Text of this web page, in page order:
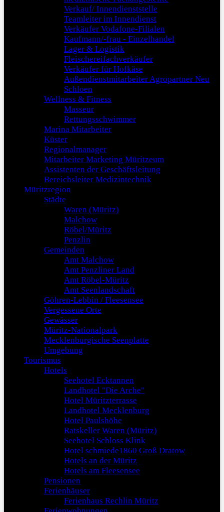
Verkauf/ Innendienststelle
Teamleiter im Innendienst
Verkäufer Vodafone-Filialen
Kaufmann/-frau - Einzelhandel
Lager & Logistik
Fleischereifachverkäufer
Verkäufer für Hofkäse
Außendienstmitarbeiter Agropartner Neu
Schloen
Wellness & Fitness
Masseur
Rettungsschwimmer
Marina Mitarbeiter
Küster
Regionalmanager
Mitarbeiter Marketing Müritzeum
Assistenten der Geschäftsleitung
Bereichsleiter Medizintechnik
Müritzregion
Städte
Waren (Müritz)
Malchow
Röbel/Müritz
Penzlin
Gemeinden
Amt Malchow
Amt Penzliner Land
Amt Röbel-Müritz
Amt Seenlandschaft
Göhren-Lebbin / Fleesensee
Vergessene Orte
Gewässer
Müritz-Nationalpark
Mecklenburgische Seenplatte
Umgebung
Tourismus
Hotels
Seehotel Ecktannen
Landhotel "Die Arche"
Hotel Müritzterrasse
Landhotel Mecklenburg
Hotel Paulshöhe
Ratskeller Waren (Müritz)
Seehotel Schloss Klink
Hotel schmiede1860 Groß Dratow
Hotels an der Müritz
Hotels am Fleesensee
Pensionen
Ferienhäuser
Ferienhaus Rechlin Müritz